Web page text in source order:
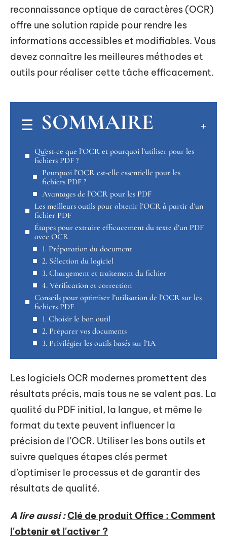
reconnaissance optique de caractères (OCR)
offre une solution rapide pour rendre les
informations accessibles et modifiables. Vous
devez connaître les meilleures méthodes et
outils pour réaliser cette tâche efficacement.
SOMMAIRE
Qu’est-ce que l’OCR et pourquoi l’utiliser pour les
fichiers PDF ?
Pourquoi l’OCR est-elle essentielle pour les
fichiers PDF ?
Avantages de l’OCR pour les PDF
Les meilleurs outils pour obtenir l’OCR à partir d’un
fichier PDF
Étapes pour extraire efficacement du texte d’un PDF
avec OCR
1. Préparation du document
2. Sélection du logiciel
3. Chargement et traitement du fichier
4. Vérification et correction
Conseils pour optimiser l’utilisation de l’OCR sur les
fichiers PDF
1. Choisir le bon outil
2. Préparer vos documents
3. Privilégier les outils basés sur l’IA
Les logiciels OCR modernes promettent des
résultats précis, mais tous ne se valent pas. La
qualité du PDF initial, la langue, et même le
format du texte peuvent influencer la
précision de l’OCR. Utiliser les bons outils et
suivre quelques étapes clés permet
d’optimiser le processus et de garantir des
résultats de qualité.
A lire aussi :Clé de produit Office : Comment
l'obtenir et l'activer ?